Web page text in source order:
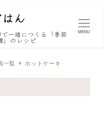
一緒につくる「季節
」のレシピ
MENU
一覧 ホットケーキ